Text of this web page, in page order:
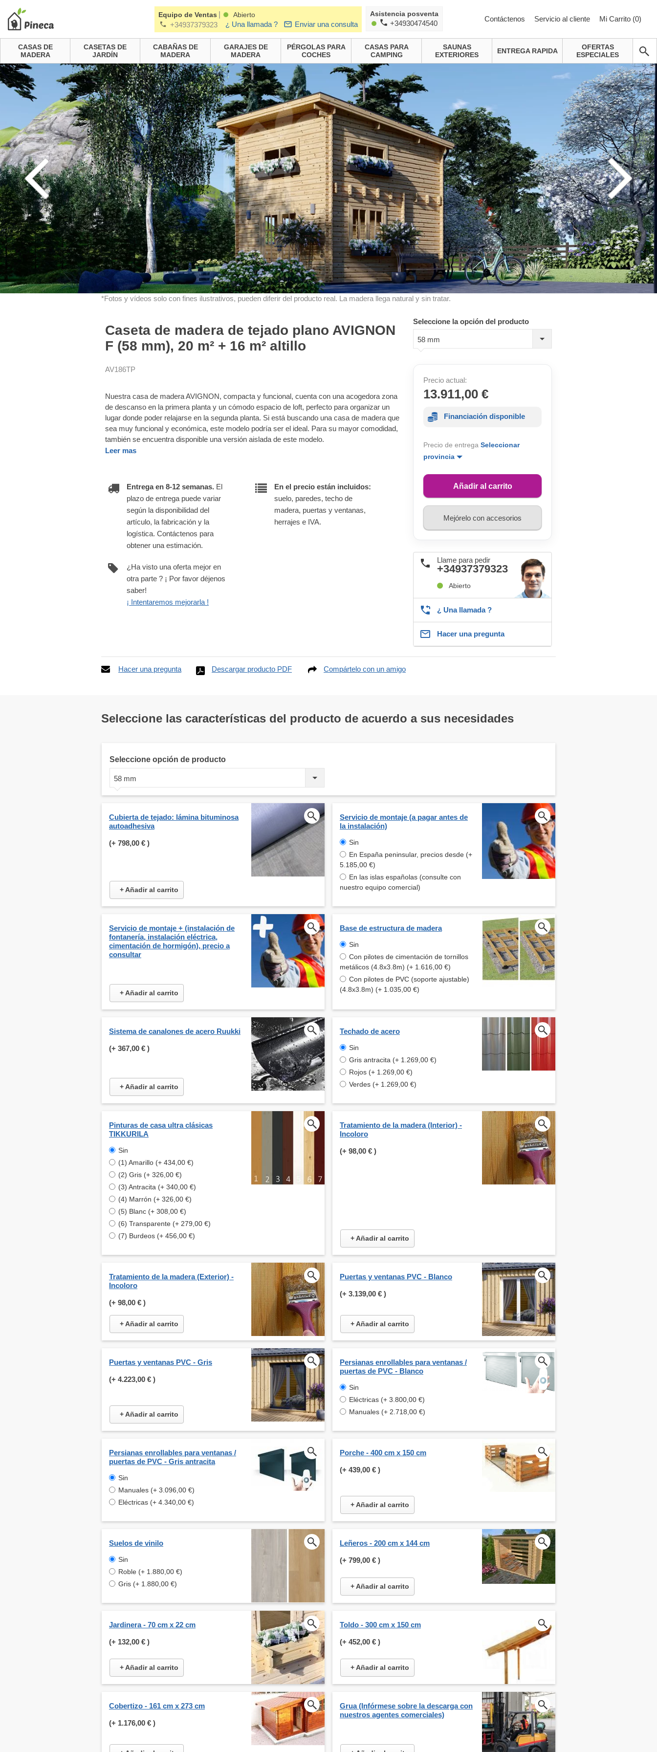
Equipo de Ventas Abierto
+34937379323 ¿ Una llamada ? Enviar una consulta
Asistencia posventa
+34930474540
Contáctenos Servicio al cliente Mi Carrito (0)
CASAS DE
MADERA
CASETAS DE
JARDÍN
CABAÑAS DE
MADERA
GARAJES DE
MADERA
PÉRGOLAS PARA
COCHES
CASAS PARA
CAMPING
SAUNAS
EXTERIORES
ENTREGA RAPIDA
OFERTAS
ESPECIALES
*Fotos y vídeos solo con fines ilustrativos, pueden diferir del producto real. La madera llega natural y sin tratar.
Caseta de madera de tejado plano AVIGNON
F (58 mm), 20 m² + 16 m² altillo
AV186TP
Nuestra casa de madera AVIGNON, compacta y funcional, cuenta con una acogedora zona
de descanso en la primera planta y un cómodo espacio de loft, perfecto para organizar un
lugar donde poder relajarse en la segunda planta. Si está buscando una casa de madera que
sea muy funcional y económica, este modelo podría ser el ideal. Para su mayor comodidad,
también se encuentra disponible una versión aislada de este modelo.
Leer mas
Entrega en 8-12 semanas. El
plazo de entrega puede variar
según la disponibilidad del
artículo, la fabricación y la
logística. Contáctenos para
obtener una estimación.
En el precio están incluidos:
suelo, paredes, techo de
madera, puertas y ventanas,
herrajes e IVA.
¿Ha visto una oferta mejor en
otra parte ? ¡ Por favor déjenos
saber!
¡ Intentaremos mejorarla !
Seleccione la opción del producto
58 mm
Precio actual:
13.911,00 €
Financiación disponible
Precio de entrega Seleccionar
provincia
Añadir al carrito
Mejórelo con accesorios
Llame para pedir
+34937379323
Abierto
¿ Una llamada ?
Hacer una pregunta
Hacer una pregunta Descargar producto PDF Compártelo con un amigo
Seleccione las características del producto de acuerdo a sus necesidades
Seleccione opción de producto
58 mm
Cubierta de tejado: lámina bituminosa
autoadhesiva
(+ 798,00 € )
+ Añadir al carrito
Servicio de montaje (a pagar antes de
la instalación)
Sin
En España peninsular, precios desde (+
5.185,00 €)
En las islas españolas (consulte con
nuestro equipo comercial)
Servicio de montaje + (instalación de
fontanería, instalación eléctrica,
cimentación de hormigón), precio a
consultar
+ Añadir al carrito
Base de estructura de madera
Sin
Con pilotes de cimentación de tornillos
metálicos (4.8x3.8m) (+ 1.616,00 €)
Con pilotes de PVC (soporte ajustable)
(4.8x3.8m) (+ 1.035,00 €)
Sistema de canalones de acero Ruukki
(+ 367,00 € )
+ Añadir al carrito
Techado de acero
Sin
Gris antracita (+ 1.269,00 €)
Rojos (+ 1.269,00 €)
Verdes (+ 1.269,00 €)
Pinturas de casa ultra clásicas
TIKKURILA
Sin
(1) Amarillo (+ 434,00 €)
(2) Gris (+ 326,00 €)
(3) Antracita (+ 340,00 €)
(4) Marrón (+ 326,00 €)
(5) Blanc (+ 308,00 €)
(6) Transparente (+ 279,00 €)
(7) Burdeos (+ 456,00 €)
Tratamiento de la madera (Interior) -
Incoloro
(+ 98,00 € )
+ Añadir al carrito
Tratamiento de la madera (Exterior) -
Incoloro
(+ 98,00 € )
+ Añadir al carrito
Puertas y ventanas PVC - Blanco
(+ 3.139,00 € )
+ Añadir al carrito
Puertas y ventanas PVC - Gris
(+ 4.223,00 € )
+ Añadir al carrito
Persianas enrollables para ventanas /
puertas de PVC - Blanco
Sin
Eléctricas (+ 3.800,00 €)
Manuales (+ 2.718,00 €)
Persianas enrollables para ventanas /
puertas de PVC - Gris antracita
Sin
Manuales (+ 3.096,00 €)
Eléctricas (+ 4.340,00 €)
Porche - 400 cm x 150 cm
(+ 439,00 € )
+ Añadir al carrito
Suelos de vinilo
Sin
Roble (+ 1.880,00 €)
Gris (+ 1.880,00 €)
Leñeros - 200 cm x 144 cm
(+ 799,00 € )
+ Añadir al carrito
Jardinera - 70 cm x 22 cm
(+ 132,00 € )
+ Añadir al carrito
Toldo - 300 cm x 150 cm
(+ 452,00 € )
+ Añadir al carrito
Cobertizo - 161 cm x 273 cm
(+ 1.176,00 € )
Grua (Infórmese sobre la descarga con
nuestros agentes comerciales)